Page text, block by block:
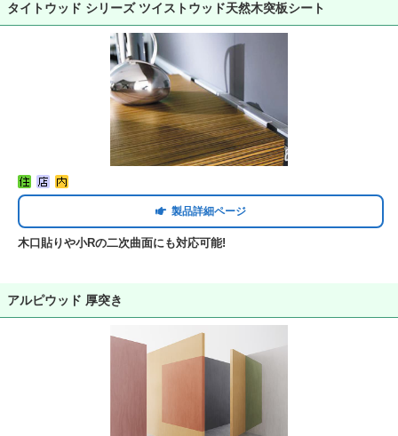
タイトウッド シリーズ ツイストウッド天然木突板シート
製品詳細ページ
木口貼りや小Rの二次曲面にも対応可能!
アルピウッド 厚突き